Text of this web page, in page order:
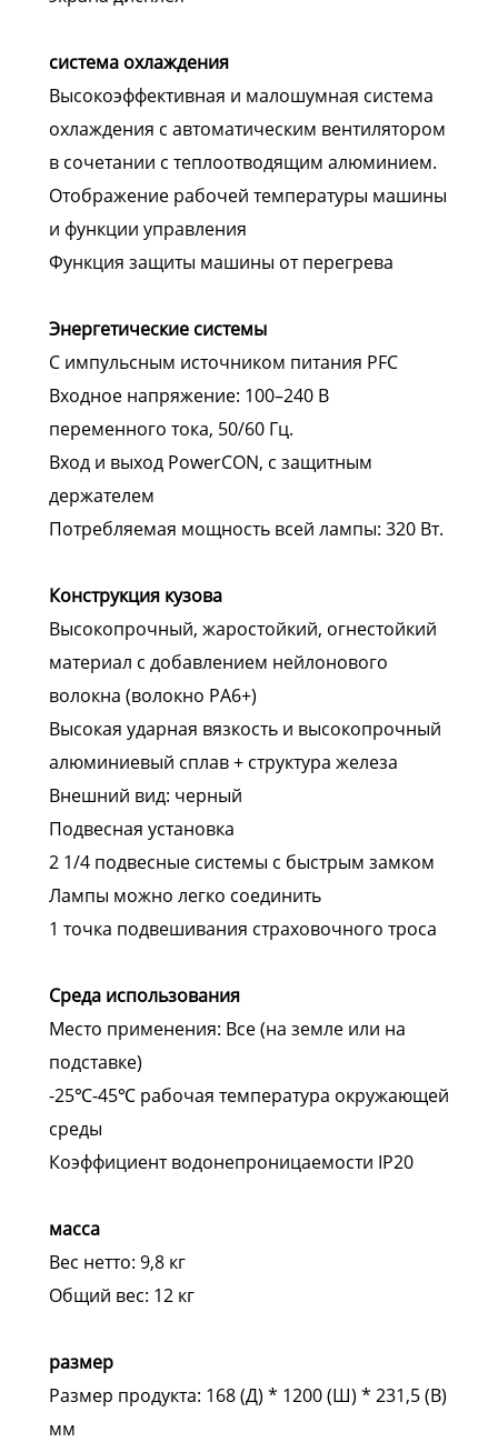
система охлаждения
Высокоэффективная и малошумная система
охлаждения с автоматическим вентилятором
в сочетании с теплоотводящим алюминием.
Отображение рабочей температуры машины
и функции управления
Функция защиты машины от перегрева
Энергетические системы
С импульсным источником питания PFC
Входное напряжение: 100–240 В
переменного тока, 50/60 Гц.
Вход и выход PowerCON, с защитным
держателем
Потребляемая мощность всей лампы: 320 Вт.
Конструкция кузова
Высокопрочный, жаростойкий, огнестойкий
материал с добавлением нейлонового
волокна (волокно PA6+)
Высокая ударная вязкость и высокопрочный
алюминиевый сплав + структура железа
Внешний вид: черный
Подвесная установка
2 1/4 подвесные системы с быстрым замком
Лампы можно легко соединить
1 точка подвешивания страховочного троса
Среда использования
Место применения: Все (на земле или на
подставке)
-25℃-45℃ рабочая температура окружающей
среды
Коэффициент водонепроницаемости IP20
масса
Вес нетто: 9,8 кг
Общий вес: 12 кг
размер
Размер продукта: 168 (Д) * 1200 (Ш) * 231,5 (В)
мм